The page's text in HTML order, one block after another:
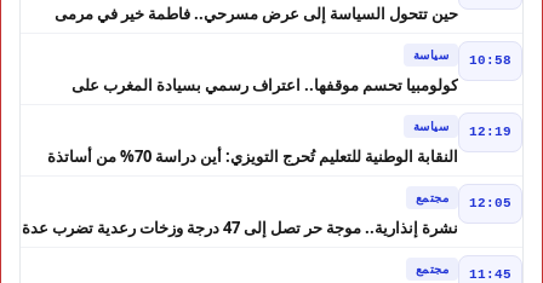
حين تتحول السياسة إلى عرض مسرحي.. فاطمة خير في مرمى
10:58 سياسة
كولومبيا تحسم موقفها.. اعتراف رسمي بسيادة المغرب على
12:19 سياسة
النقابة الوطنية للتعليم تُحرج التويزي: أين دراسة 70% من أساتذة
12:05 مجتمع
نشرة إنذارية.. موجة حر تصل إلى 47 درجة وزخات رعدية تضرب عدة
11:45 مجتمع